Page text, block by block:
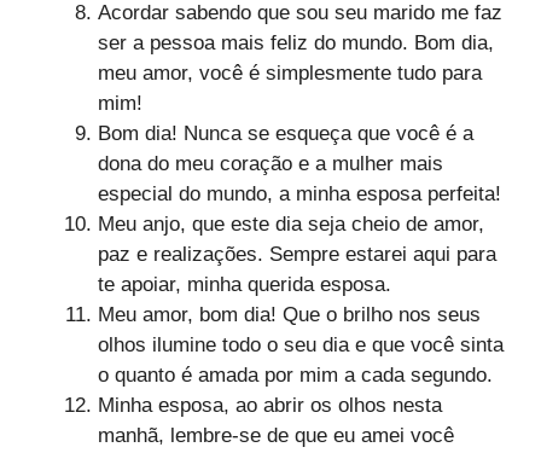
Acordar sabendo que sou seu marido me faz
ser a pessoa mais feliz do mundo. Bom dia,
meu amor, você é simplesmente tudo para
mim!
Bom dia! Nunca se esqueça que você é a
dona do meu coração e a mulher mais
especial do mundo, a minha esposa perfeita!
Meu anjo, que este dia seja cheio de amor,
paz e realizações. Sempre estarei aqui para
te apoiar, minha querida esposa.
Meu amor, bom dia! Que o brilho nos seus
olhos ilumine todo o seu dia e que você sinta
o quanto é amada por mim a cada segundo.
Minha esposa, ao abrir os olhos nesta
manhã, lembre-se de que eu amei você